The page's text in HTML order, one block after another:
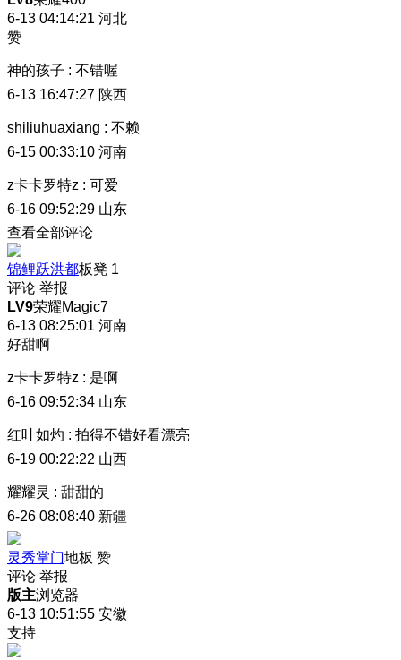
6-13 04:14:21 河北
赞
神的孩子 : 不错喔
6-13 16:47:27 陕西
shiliuhuaxiang : 不赖
6-15 00:33:10 河南
z卡卡罗特z : 可爱
6-16 09:52:29 山东
查看全部评论
锦鲤跃洪都板凳 1
评论 举报
LV9荣耀Magic7
6-13 08:25:01 河南
好甜啊
z卡卡罗特z : 是啊
6-16 09:52:34 山东
红叶如灼 : 拍得不错好看漂亮
6-19 00:22:22 山西
耀耀灵 : 甜甜的
6-26 08:08:40 新疆
灵秀掌门地板 赞
评论 举报
版主浏览器
6-13 10:51:55 安徽
支持